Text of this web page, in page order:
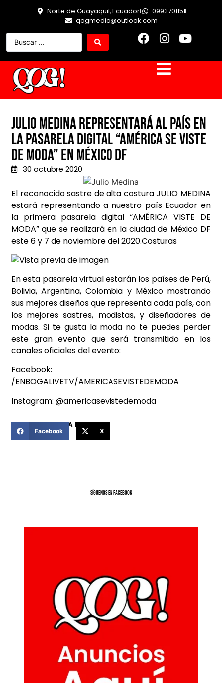
Norte de Guayaquil, Ecuador
0993701151
qogmedio@outlook.com
Julio Medina representará al país en
la pasarela digital “América se viste
de Moda” en México DF
30 octubre 2020
El reconocido sastre de alta costura JULIO MEDINA
estará representando a nuestro país Ecuador en
la primera pasarela digital “AMÉRICA VISTE DE
MODA” que se realizará en la ciudad de México DF
este 6 y 7 de noviembre del 2020.Costuras
En esta pasarela virtual estarán los países de Perú,
Bolivia, Argentina, Colombia y México mostrando
sus mejores diseños que representa cada país, con
los mejores sastres, modistas, y diseñadores de
modas. Si te gusta la moda no te puedes perder
este gran evento que será transmitido en los
canales oficiales del evento:
Facebook:
/ENBOGALIVETV/AMERICASEVISTEDEMODA
Instagram: @americasevistedemoda
COMPARTIR ESTA NOTICIA
Facebook X
SíGUENOS EN FACEBOOK